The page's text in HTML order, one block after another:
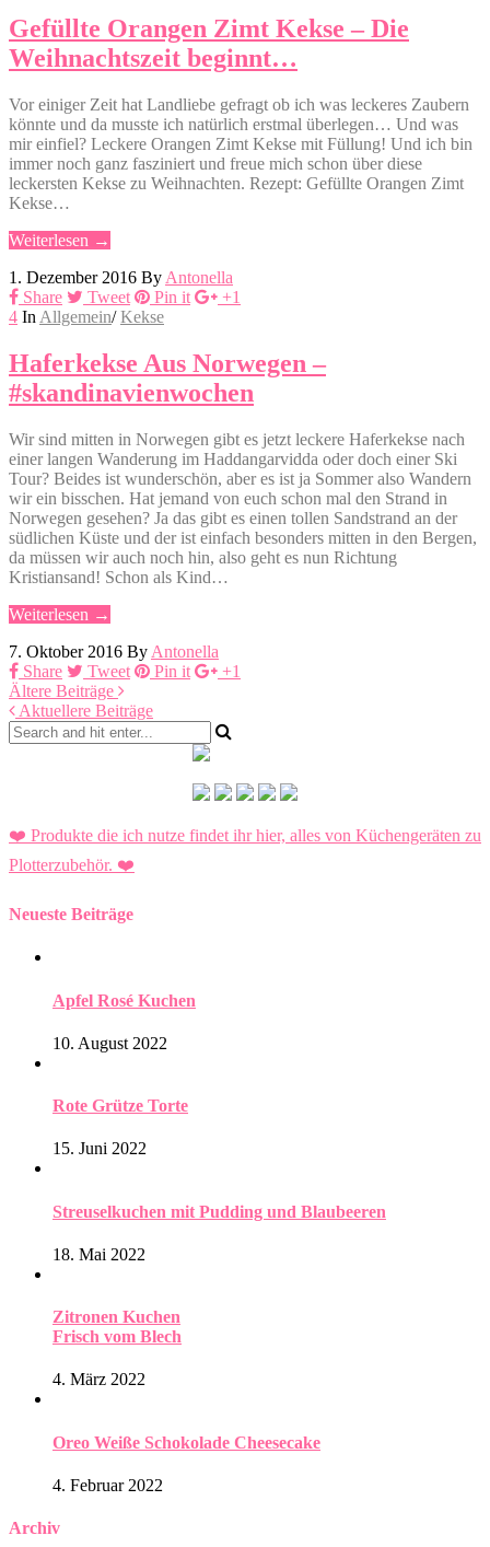
Gefüllte Orangen Zimt Kekse – Die
Weihnachtszeit beginnt…
Vor einiger Zeit hat Landliebe gefragt ob ich was leckeres Zaubern
könnte und da musste ich natürlich erstmal überlegen… Und was
mir einfiel? Leckere Orangen Zimt Kekse mit Füllung! Und ich bin
immer noch ganz fasziniert und freue mich schon über diese
leckersten Kekse zu Weihnachten. Rezept: Gefüllte Orangen Zimt
Kekse…
Weiterlesen →
1. Dezember 2016 By Antonella
Share
Tweet Pin it
+1
4 In Allgemein/ Kekse
Haferkekse Aus Norwegen –
#skandinavienwochen
Wir sind mitten in Norwegen gibt es jetzt leckere Haferkekse nach
einer langen Wanderung im Haddangarvidda oder doch einer Ski
Tour? Beides ist wunderschön, aber es ist ja Sommer also Wandern
wir ein bisschen. Hat jemand von euch schon mal den Strand in
Norwegen gesehen? Ja das gibt es einen tollen Sandstrand an der
südlichen Küste und der ist einfach besonders mitten in den Bergen,
da müssen wir auch noch hin, also geht es nun Richtung
Kristiansand! Schon als Kind…
Weiterlesen →
7. Oktober 2016 By Antonella
Share
Tweet Pin it
+1
Ältere Beiträge
Aktuellere Beiträge
❤️ Produkte die ich nutze findet ihr hier, alles von Küchengeräten zu
Plotterzubehör. ❤️
Neueste Beiträge
Apfel Rosé Kuchen
10. August 2022
Rote Grütze Torte
15. Juni 2022
Streuselkuchen mit Pudding und Blaubeeren
18. Mai 2022
Zitronen Kuchen
Frisch vom Blech
4. März 2022
Oreo Weiße Schokolade Cheesecake
4. Februar 2022
Archiv